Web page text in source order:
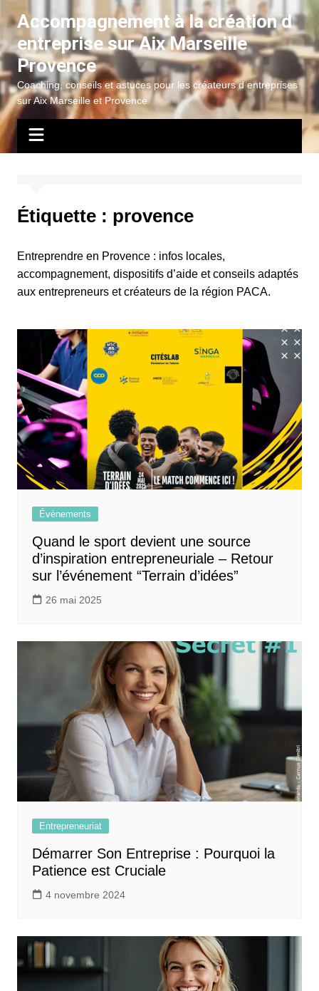
au
contenu
Accompagnement à la création d
entreprise sur Aix Marseille
Provence
Coaching, conseils et astuces pour les créateurs d entreprises
sur Aix Marseille et Provence
Étiquette : provence
Entreprendre en Provence : infos locales,
accompagnement, dispositifs d’aide et conseils adaptés
aux entrepreneurs et créateurs de la région PACA.
Évènements
Quand le sport devient une source
d’inspiration entrepreneuriale – Retour
sur l’événement “Terrain d’idées”
26 mai 2025
Entrepreneuriat
Démarrer Son Entreprise : Pourquoi la
Patience est Cruciale
4 novembre 2024